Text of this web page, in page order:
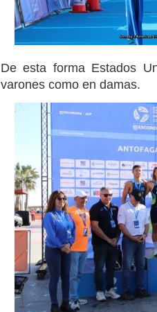
De esta forma Estados
varones como en damas.